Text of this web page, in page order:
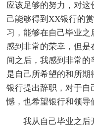
应该足够的努力，对这
己能够得到XX银行的
习，能够在自己毕业
感到非常的荣幸，但
间之后，我感到非常
是自己所希望的和所期
银行提出辞职，对于
憾，也希望银行和领导
我从自己毕业之后